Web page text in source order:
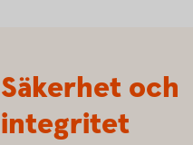
Säkerhet och
integritet